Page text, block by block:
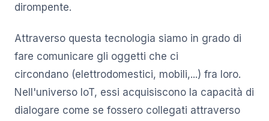
dirompente.
Attraverso questa tecnologia siamo in grado di
fare comunicare gli oggetti che ci
circondano (elettrodomestici, mobili,...) fra loro.
Nell'universo IoT, essi acquisiscono la capacità di
dialogare come se fossero collegati attraverso